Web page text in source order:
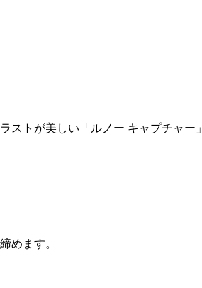
ストが美しい「ルノー キャプチャー」
めます。